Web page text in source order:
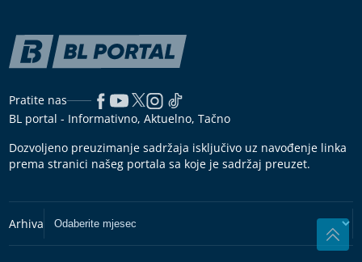
Pratite nas
BL portal - Informativno, Aktuelno, Tačno
Dozvoljeno preuzimanje sadržaja isključivo uz navođenje linka
prema stranici našeg portala sa koje je sadržaj preuzet.